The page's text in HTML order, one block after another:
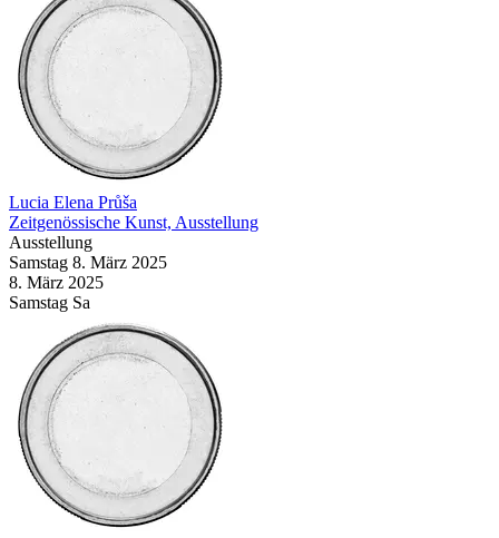
Lucia Elena Průša
Zeitgenössische Kunst, Ausstellung
Ausstellung
Samstag 8. März 2025
8. März 2025
Samstag Sa